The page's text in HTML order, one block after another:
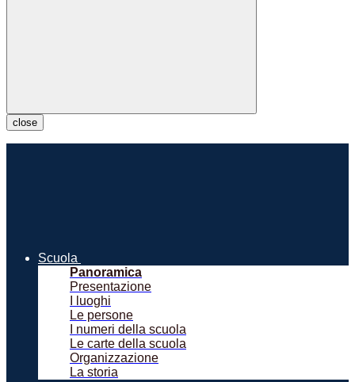
close
Scuola
Panoramica
Presentazione
I luoghi
Le persone
I numeri della scuola
Le carte della scuola
Organizzazione
La storia